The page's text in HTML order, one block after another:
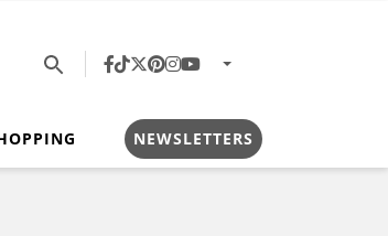
NEWSLETTERS